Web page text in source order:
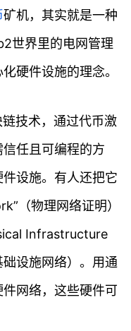
矿机，其实就是一种
世界里的电网管理
硬件设施的理念。
技术，通过代币激
任且可编程的方
设施。有人还把它
（物理网络证明）
Infrastructure
设施网络）。用通
网络，这些硬件可